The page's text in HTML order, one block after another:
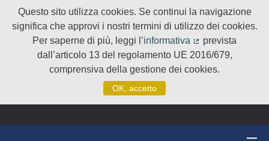
Questo sito utilizza cookies. Se continui la navigazione
significa che approvi i nostri termini di utilizzo dei cookies.
Per saperne di più, leggi l’informativa
(Collegamento
prevista
dall’articolo 13 del regolamento UE 2016/679,
comprensiva della gestione dei cookies.
OK, accetto